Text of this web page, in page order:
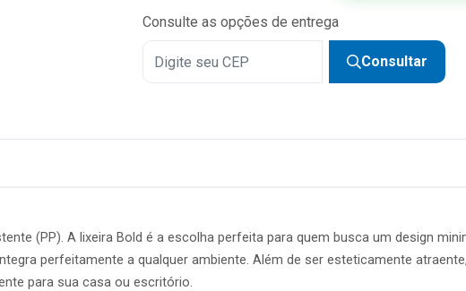
Consulte as opções de entrega
Consultar
(PP). A lixeira Bold é a escolha perfeita para quem busca um design
perfeitamente a qualquer ambiente. Além de ser esteticamente
para sua casa ou escritório.